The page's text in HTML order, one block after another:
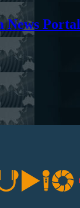
News Portal